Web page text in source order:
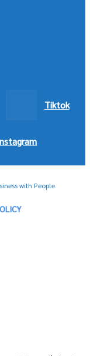
Tiktok
with People